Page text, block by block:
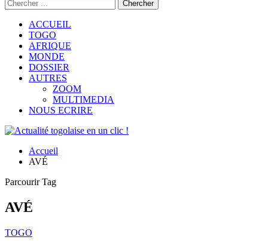
ACCUEIL
TOGO
AFRIQUE
MONDE
DOSSIER
AUTRES
ZOOM
MULTIMEDIA
NOUS ECRIRE
Accueil
AVÉ
Parcourir Tag
AVÉ
TOGO